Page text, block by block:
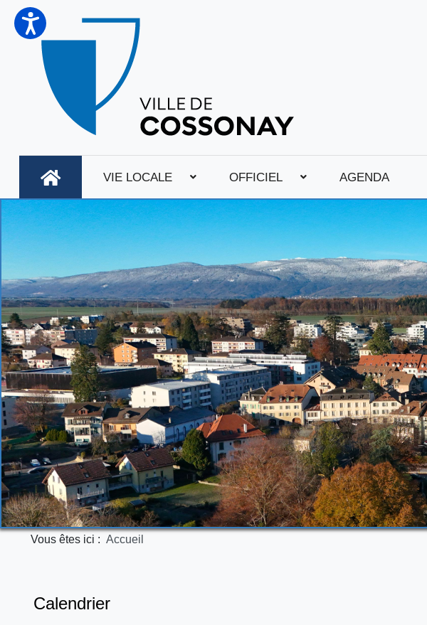
VIE LOCALE OFFICIEL AGENDA
Vous êtes ici : Accueil
Calendrier